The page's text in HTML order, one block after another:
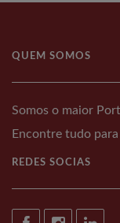
QUEM SOMOS
Somos o maior
Encontre tudo
REDES SOCIAS